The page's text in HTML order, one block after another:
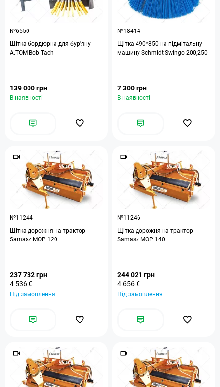
№6550
Щітка бордюрна для бур'яну -
А.ТОМ Bob-Tach
139 000 грн
В наявності
№18414
Щітка 490*850 на підмітальну
машину Schmidt Swingo 200,250
7 300 грн
В наявності
№11244
Щітка дорожня на трактор
Samasz MOP 120
237 732 грн
4 536 €
Під замовлення
№11246
Щітка дорожня на трактор
Samasz MOP 140
244 021 грн
4 656 €
Під замовлення